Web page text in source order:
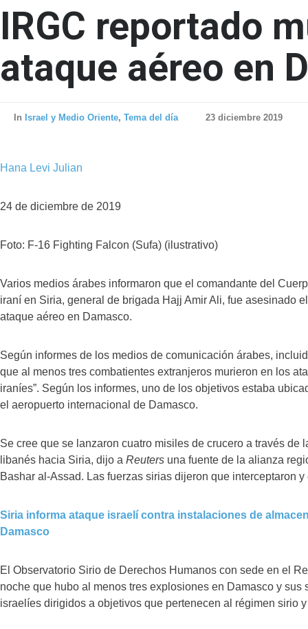
IRGC reportado
ataque aéreo en
In Israel y Medio Oriente, Tema del día 23 diciembre 2019
Hana Levi Julian
24 de diciembre de 2019
Foto: F-16 Fighting Falcon (Sufa) (ilustrativo)
Varios medios árabes informaron que el comandante del
iraní en Siria, general de brigada Hajj Amir Ali, fue asesinado
ataque aéreo en Damasco.
Según informes de los medios de comunicación árabes,
que al menos tres combatientes extranjeros murieron en los
iraníes”. Según los informes, uno de los objetivos estaba
el aeropuerto internacional de Damasco.
Se cree que se lanzaron cuatro misiles de crucero a través de
libanés hacia Siria, dijo a Reuters una fuente de la alianza
Bashar al-Assad. Las fuerzas sirias dijeron que interceptaron
Siria informa ataque israelí contra instalaciones de
Damasco
El Observatorio Sirio de Derechos Humanos con sede en el
noche que hubo al menos tres explosiones en Damasco y sus
israelíes dirigidos a objetivos que pertenecen al régimen sirio